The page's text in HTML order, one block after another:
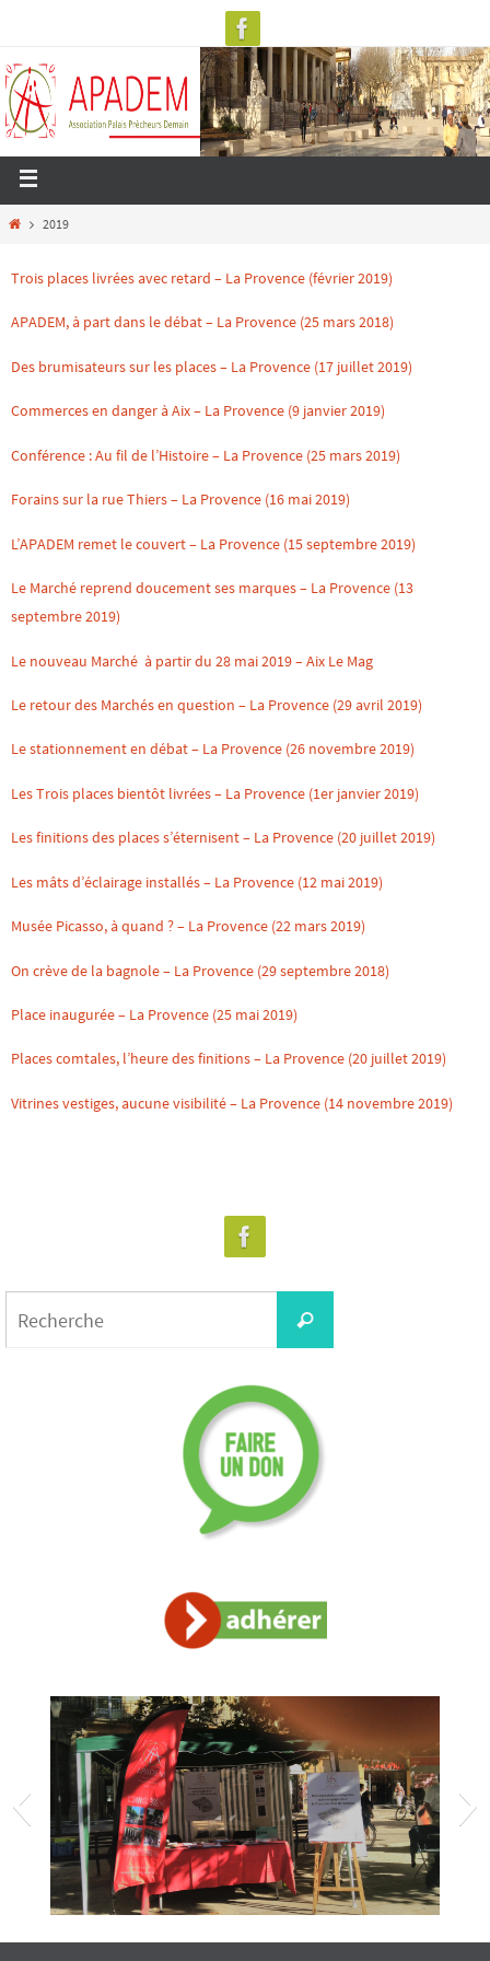
2019
Trois places livrées avec retard – La Provence (février 2019)
APADEM, à part dans le débat – La Provence (25 mars 2018)
Des brumisateurs sur les places – La Provence (17 juillet 2019)
Commerces en danger à Aix – La Provence (9 janvier 2019)
Conférence : Au fil de l’Histoire – La Provence (25 mars 2019)
Forains sur la rue Thiers – La Provence (16 mai 2019)
L’APADEM remet le couvert – La Provence (15 septembre 2019)
Le Marché reprend doucement ses marques – La Provence (13
septembre 2019)
Le nouveau Marché à partir du 28 mai 2019 – Aix Le Mag
Le retour des Marchés en question – La Provence (29 avril 2019)
Le stationnement en débat – La Provence (26 novembre 2019)
Les Trois places bientôt livrées – La Provence (1er janvier 2019)
Les finitions des places s’éternisent – La Provence (20 juillet 2019)
Les mâts d’éclairage installés – La Provence (12 mai 2019)
Musée Picasso, à quand ? – La Provence (22 mars 2019)
On crève de la bagnole – La Provence (29 septembre 2018)
Place inaugurée – La Provence (25 mai 2019)
Places comtales, l’heure des finitions – La Provence (20 juillet 2019)
Vitrines vestiges, aucune visibilité – La Provence (14 novembre 2019)